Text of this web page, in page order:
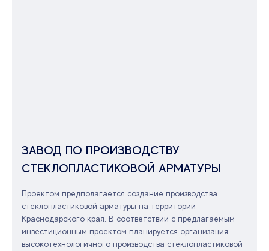
ЗАВОД ПО ПРОИЗВОДСТВУ
СТЕКЛОПЛАСТИКОВОЙ АРМАТУРЫ
Проектом предполагается создание производства
стеклопластиковой арматуры на территории
Краснодарского края. В соответствии с предлагаемым
инвестиционным проектом планируется организация
высокотехнологичного производства стеклопластиковой